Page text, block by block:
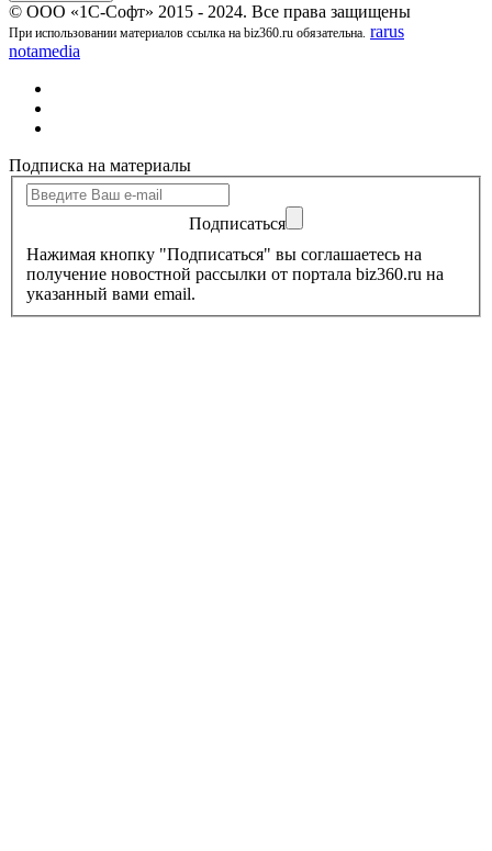
© ООО «1С-Софт» 2015 - 2024. Все права защищены
При использовании материалов ссылка на biz360.ru обязательна. rarus
notamedia
Подписка на материалы
Подписаться
Нажимая кнопку "Подписаться" вы соглашаетесь на
получение новостной рассылки от портала biz360.ru на
указанный вами email.